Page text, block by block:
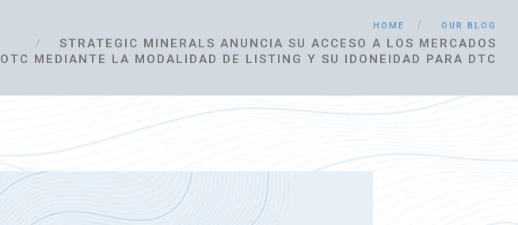
HOME OUR BLOG
STRATEGIC MINERALS ANUNCIA SU ACCESO A LOS MERCADOS
OTC MEDIANTE LA MODALIDAD DE LISTING Y SU IDONEIDAD PARA DTC